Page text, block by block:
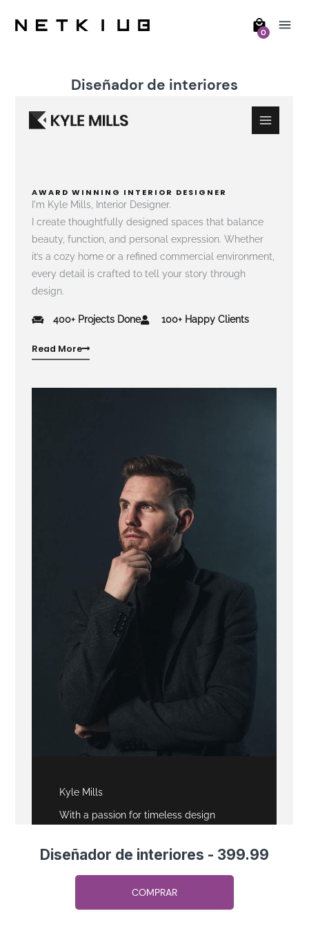
0
Diseñador de interiores
Diseñador de interiores - 399.99
COMPRAR